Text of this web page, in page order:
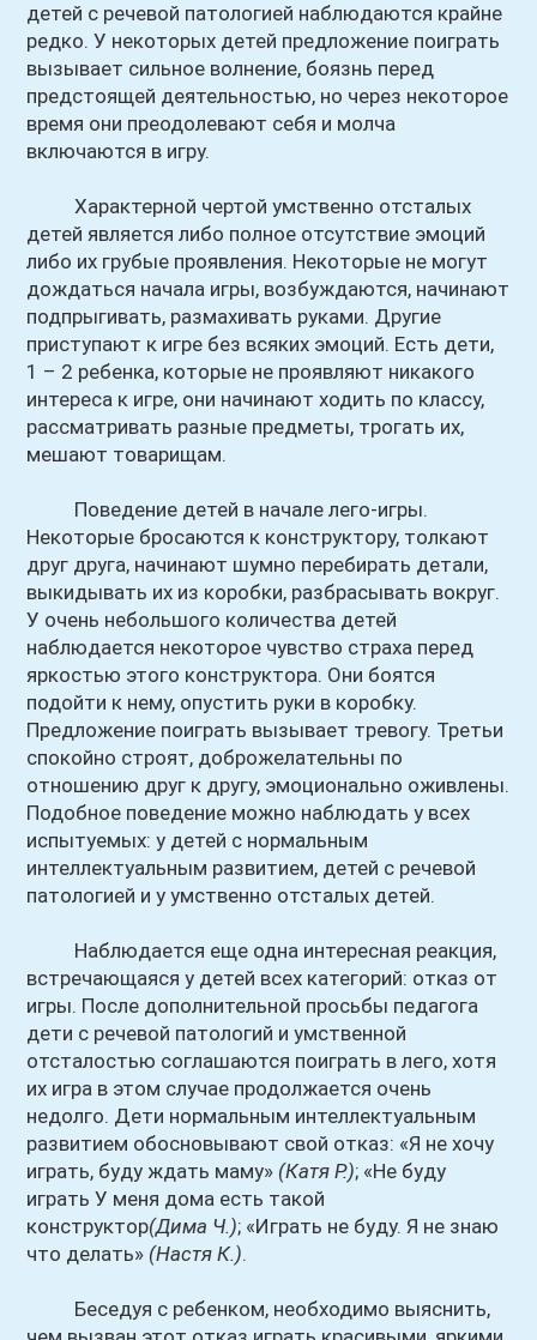
детей с речевой патологией наблюдаются крайне
редко. У некоторых детей предложение поиграть
вызывает сильное волнение, боязнь перед
предстоящей деятельностью, но через некоторое
время они преодолевают себя и молча
включаются в игру.
Характерной чертой умственно отсталых
детей является либо полное отсутствие эмоций
либо их грубые проявления. Некоторые не могут
дождаться начала игры, возбуждаются, начинают
подпрыгивать, размахивать руками. Другие
приступают к игре без всяких эмоций. Есть дети,
1 – 2 ребенка, которые не проявляют никакого
интереса к игре, они начинают ходить по классу,
рассматривать разные предметы, трогать их,
мешают товарищам.
Поведение детей в начале лего-игры.
Некоторые бросаются к конструктору, толкают
друг друга, начинают шумно перебирать детали,
выкидывать их из коробки, разбрасывать вокруг.
У очень небольшого количества детей
наблюдается некоторое чувство страха перед
яркостью этого конструктора. Они боятся
подойти к нему, опустить руки в коробку.
Предложение поиграть вызывает тревогу. Третьи
спокойно строят, доброжелательны по
отношению друг к другу, эмоционально оживлены.
Подобное поведение можно наблюдать у всех
испытуемых: у детей с нормальным
интеллектуальным развитием, детей с речевой
патологией и у умственно отсталых детей.
Наблюдается еще одна интересная реакция,
встречающаяся у детей всех категорий: отказ от
игры. После дополнительной просьбы педагога
дети с речевой патологий и умственной
отсталостью соглашаются поиграть в лего, хотя
их игра в этом случае продолжается очень
недолго. Дети нормальным интеллектуальным
развитием обосновывают свой отказ: «Я не хочу
играть, буду ждать маму» (Катя Р.); «Не буду
играть У меня дома есть такой
конструктор(Дима Ч.); «Играть не буду. Я не знаю
что делать» (Настя К.).
Беседуя с ребенком, необходимо выяснить,